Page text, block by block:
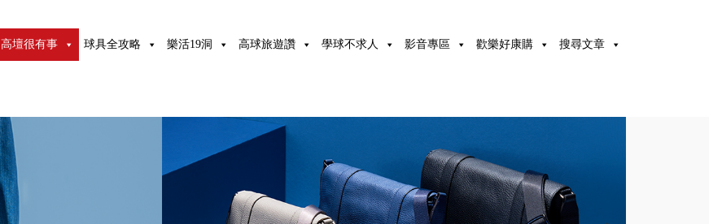
高壇很有事 球具全攻略 樂活19洞 高球旅遊讚 學球不求人 影音專區 歡樂好康購 搜尋文章